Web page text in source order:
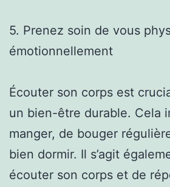
5. Prenez soin de vous
émotionnellement
Écouter son corps est
un bien-être durable. Cela
manger, de bouger
bien dormir. Il s’agit
écouter son corps et de